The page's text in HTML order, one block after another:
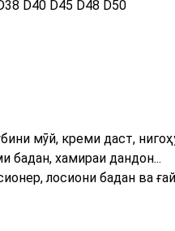
D40 D45 D48 D50
мӯй, креми даст,
бадан, хамираи дандон...
лосиони бадан ва